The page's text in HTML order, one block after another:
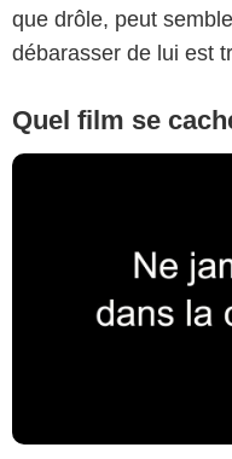
que drôle, peut
débarasser de lui est
Quel film se